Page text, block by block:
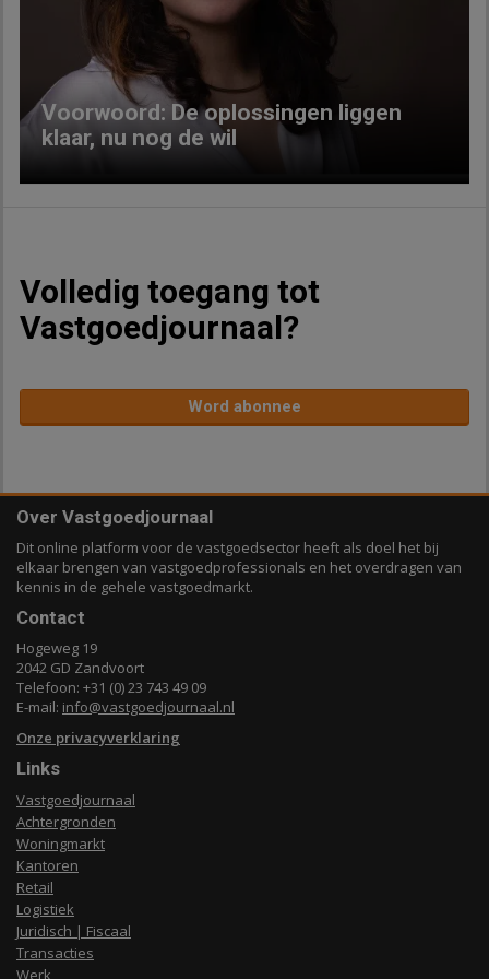
Voorwoord: De oplossingen liggen
klaar, nu nog de wil
Volledig toegang tot
Vastgoedjournaal?
Word abonnee
Over Vastgoedjournaal
Dit online platform voor de vastgoedsector heeft als doel het bij
elkaar brengen van vastgoedprofessionals en het overdragen van
kennis in de gehele vastgoedmarkt.
Contact
Hogeweg 19
2042 GD Zandvoort
Telefoon: +31 (0) 23 743 49 09
E-mail: info@vastgoedjournaal.nl
Onze privacyverklaring
Links
Vastgoedjournaal
Achtergronden
Woningmarkt
Kantoren
Retail
Logistiek
Juridisch | Fiscaal
Transacties